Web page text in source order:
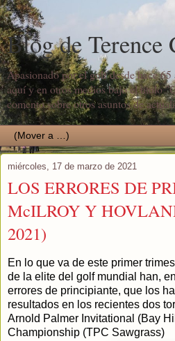
Blog de Terence
Apasionado por el golf desde hace
aquí y en otros medios bajo el título
comento sobre otros asuntos de
miércoles, 17 de marzo de 2021
LOS ERRORES DE
McILROY Y
2021)
En lo que va de este primer
de la elite del golf mundial han,
errores de principiante, que los
resultados en los recientes dos
Arnold Palmer Invitational (Bay
Championship (TPC Sawgrass)